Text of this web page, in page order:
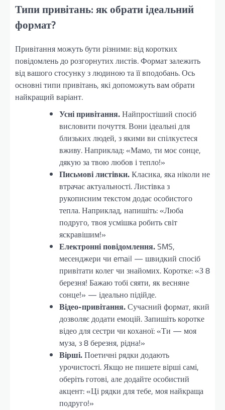
Типи привітань: як обрати ідеальний
формат?
Привітання можуть бути різними: від коротких
повідомлень до розгорнутих листів. Формат залежить
від вашого стосунку з людиною та її вподобань. Ось
основні типи привітань, які допоможуть вам обрати
найкращий варіант.
Усні привітання.Найпростіший спосіб
висловити почуття. Вони ідеальні для
близьких людей, з якими ви спілкуєтеся
вживу. Наприклад: «Мамо, ти моє сонце,
дякую за твою любов і тепло!»
Письмові листівки.Класика, яка ніколи не
втрачає актуальності. Листівка з
рукописним текстом додає особистого
тепла. Наприклад, напишіть: «Люба
подруго, твоя усмішка робить світ
яскравішим!»
Електронні повідомлення.SMS,
месенджери чи email — швидкий спосіб
привітати колег чи знайомих. Коротке: «З 8
березня! Бажаю тобі сяяти, як весняне
сонце!» — ідеально підійде.
Відео-привітання.Сучасний формат, який
дозволяє додати емоцій. Запишіть коротке
відео для сестри чи коханої: «Ти — моя
муза, з 8 березня, рідна!»
Вірші.Поетичні рядки додають
урочистості. Якщо не пишете вірші самі,
оберіть готові, але додайте особистий
акцент: «Ці рядки для тебе, моя найкраща
подруго!»